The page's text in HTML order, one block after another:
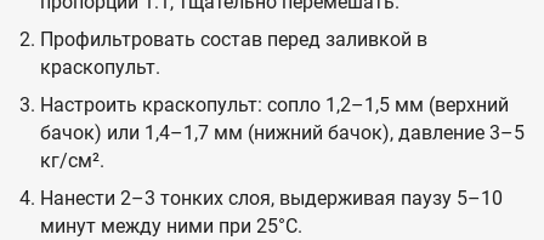
Профильтровать состав перед заливкой в
краскопульт.
Настроить краскопульт: сопло 1,2–1,5 мм (верхний
бачок) или 1,4–1,7 мм (нижний бачок), давление 3–5
кг/см².
Нанести 2–3 тонких слоя, выдерживая паузу 5–10
минут между ними при 25°C.